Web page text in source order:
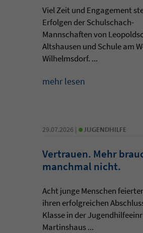
Viel Zeit und Engagement
Erfolgen der Schulschach-
Mannschaften von
Altshausen und Schule am
Wilhelmsdorf. ...
mehr lesen
29.07.2026 | • JUGENDHILFE
Vertrauen. Mehr
manchmal nicht.
Acht junge Menschen
ihren erfolgreichen
Klasse in der
Martinshaus ...